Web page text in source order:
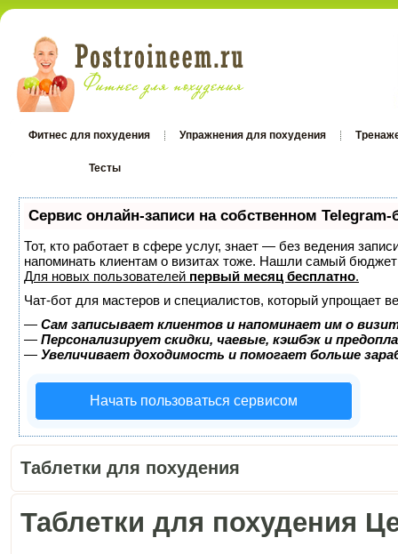
Фитнес для похудения Упражнения для похудения
Тесты
Сервис онлайн-записи на собственном Telegram-
Тот, кто работает в сфере услуг, знает — без ведения
напоминать клиентам о визитах тоже. Нашли самый
Для новых пользователей первый месяц бесплатно.
Чат-бот для мастеров и специалистов, который упрощает
— Сам записывает клиентов и напоминает им о
— Персонализирует скидки, чаевые, кэшбэк и
— Увеличивает доходимость и помогает больше
Начать пользоваться сервисом
Таблетки для похудения
Таблетки для похудения